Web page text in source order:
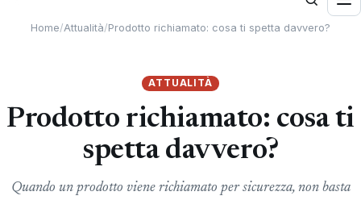
Home/Attualità/Prodotto richiamato: cosa ti spetta davvero?
ATTUALITÀ
Prodotto richiamato: cosa ti
spetta davvero?
Quando un prodotto viene richiamato per sicurezza, non basta